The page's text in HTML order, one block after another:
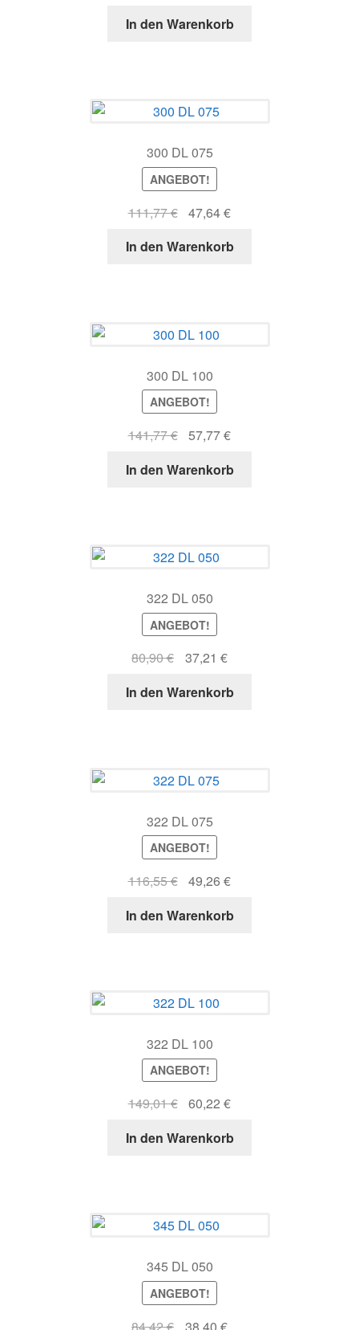
war:
ist:
In den Warenkorb
300 DL 075
ANGEBOT!
111,77€ Ursprünglicher
war:
47,64€Aktueller
ist:
In den Warenkorb
300 DL 100
ANGEBOT!
141,77€ Ursprünglicher
war:
57,77€Aktueller
ist:
In den Warenkorb
322 DL 050
ANGEBOT!
80,90€
Ursprünglicher
war:
37,21 €Aktueller
ist:
In den Warenkorb
322 DL 075
ANGEBOT!
116,55€ Ursprünglicher
war:
49,26€Aktueller
ist:
In den Warenkorb
322 DL 100
ANGEBOT!
149,01€ Ursprünglicher
war:
60,22€Aktueller
ist:
In den Warenkorb
345 DL 050
ANGEBOT!
84,42€ Ursprünglicher
38,40 €Aktueller